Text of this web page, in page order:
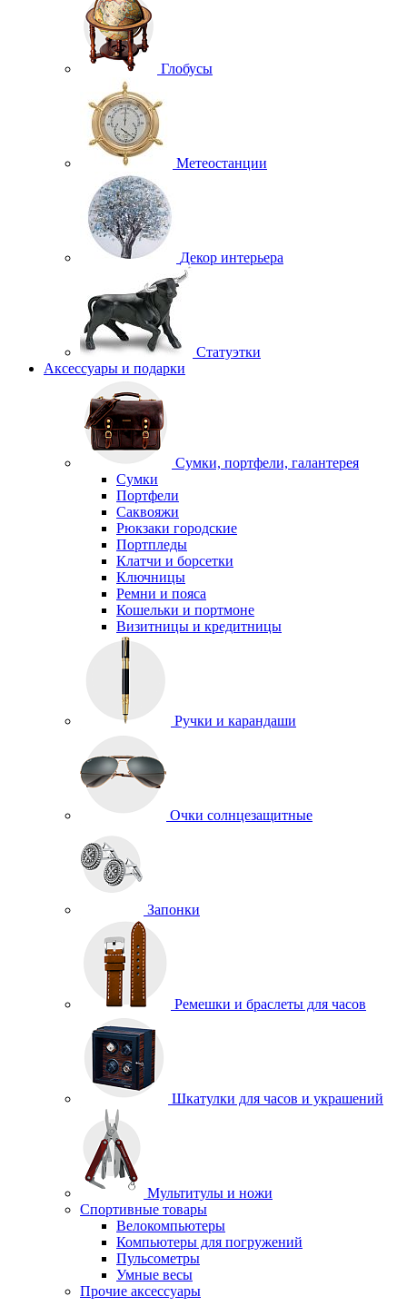
Глобусы
Метеостанции
Декор интерьера
Статуэтки
Аксессуары и подарки
Сумки, портфели, галантерея
Сумки
Портфели
Саквояжи
Рюкзаки городские
Портпледы
Клатчи и борсетки
Ключницы
Ремни и пояса
Кошельки и портмоне
Визитницы и кредитницы
Ручки и карандаши
Очки солнцезащитные
Запонки
Ремешки и браслеты для часов
Шкатулки для часов и украшений
Мультитулы и ножи
Спортивные товары
Велокомпьютеры
Компьютеры для погружений
Пульсометры
Умные весы
Прочие аксессуары